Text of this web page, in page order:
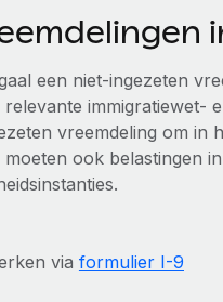
een niet-ingezeten
immigratiewet-
vreemdeling om in
ook belastingen
via formulier I-9